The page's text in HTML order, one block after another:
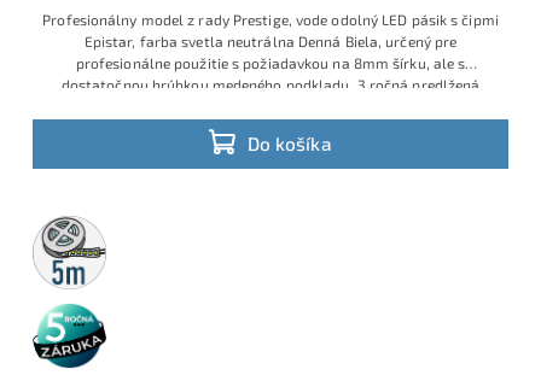
Do košíka
Profesionálny model z rady Prestige, vode odolný LED pásik s čipmi
Epistar, farba svetla neutrálna Denná Biela, určený pre
profesionálne použitie s požiadavkou na 8mm šírku, ale s
dostatočnou hrúbkou medeného podkladu, 3 ročná predlžená
5m
rolka
5 rokov
záruka